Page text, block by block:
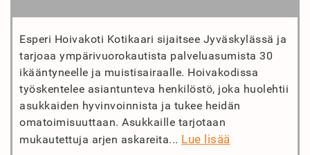
Esperi Hoivakoti Kotikaari sijaitsee Jyväskylässä ja
tarjoaa ympärivuorokautista palveluasumista 30
ikääntyneelle ja muistisairaalle. Hoivakodissa
työskentelee asiantunteva henkilöstö, joka huolehtii
asukkaiden hyvinvoinnista ja tukee heidän
omatoimisuuttaan. Asukkaille tarjotaan
mukautettuja arjen askareita... Lue lisää